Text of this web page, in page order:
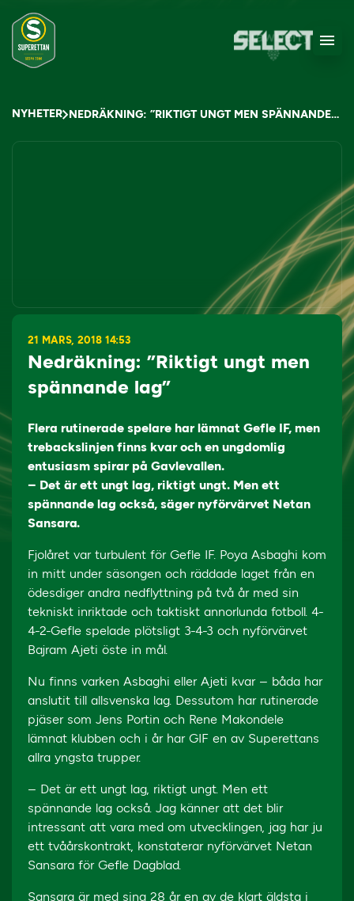
NYHETER NEDRÄKNING: ”RIKTIGT UNGT MEN SPÄNNANDE LAG”
21 MARS, 2018 14:53
Nedräkning: ”Riktigt ungt men
spännande lag”
Flera rutinerade spelare har lämnat Gefle IF, men
trebackslinjen finns kvar och en ungdomlig
entusiasm spirar på Gavlevallen.
– Det är ett ungt lag, riktigt ungt. Men ett
spännande lag också, säger nyförvärvet Netan
Sansara.
Fjolåret var turbulent för Gefle IF. Poya Asbaghi kom
in mitt under säsongen och räddade laget från en
ödesdiger andra nedflyttning på två år med sin
tekniskt inriktade och taktiskt annorlunda fotboll. 4-
4-2-Gefle spelade plötsligt 3-4-3 och nyförvärvet
Bajram Ajeti öste in mål.
Nu finns varken Asbaghi eller Ajeti kvar – båda har
anslutit till allsvenska lag. Dessutom har rutinerade
pjäser som Jens Portin och Rene Makondele
lämnat klubben och i år har GIF en av Superettans
allra yngsta trupper.
– Det är ett ungt lag, riktigt ungt. Men ett
spännande lag också. Jag känner att det blir
intressant att vara med om utvecklingen, jag har ju
ett tvåårskontrakt, konstaterar nyförvärvet Netan
Sansara för Gefle Dagblad.
Sansara är med sina 28 år en av de klart äldsta i